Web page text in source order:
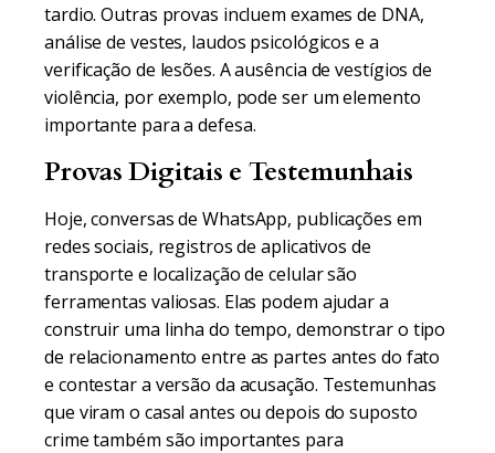
tardio. Outras provas incluem exames de DNA,
análise de vestes, laudos psicológicos e a
verificação de lesões. A ausência de vestígios de
violência, por exemplo, pode ser um elemento
importante para a defesa.
Provas Digitais e Testemunhais
Hoje, conversas de WhatsApp, publicações em
redes sociais, registros de aplicativos de
transporte e localização de celular são
ferramentas valiosas. Elas podem ajudar a
construir uma linha do tempo, demonstrar o tipo
de relacionamento entre as partes antes do fato
e contestar a versão da acusação. Testemunhas
que viram o casal antes ou depois do suposto
crime também são importantes para